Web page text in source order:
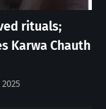
rituals;
Karwa Chauth